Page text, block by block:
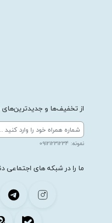
از تخفیف‌ها و جدیدترین‌های
نمونه: 09121231234
ما را در شبکه های اجتماعی